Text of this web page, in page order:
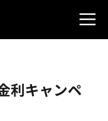
利キャンペ